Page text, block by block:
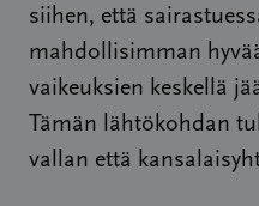
siihen, että
mahdollisimman
vaikeuksien keskellä
Tämän lähtökohdan
vallan että